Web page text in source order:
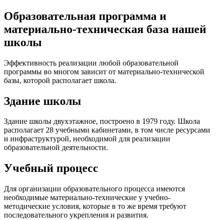
Образовательная программа и
материально-техническая база нашей
школы
Эффективность реализации любой образовательной
программы во многом зависит от материально-технической
базы, которой располагает школа.
Здание школы
Здание школы двухэтажное, построено в 1979 году. Школа
располагает 28 учебными кабинетами, в том числе ресурсами
и инфраструктурой, необходимой для реализации
образовательной деятельности.
Учебный процесс
Для организации образовательного процесса имеются
необходимые материально-технические у учебно-
методические условия, которые в то же время требуют
последовательного укрепления и развития.